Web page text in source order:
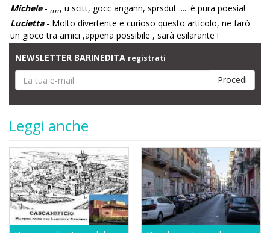
Michele- ,,,,, u scitt, gocc angann, sprsdut ..... é pura poesia!
Lucietta- Molto divertente e curioso questo articolo, ne farò
un gioco tra amici ,appena possibile , sarà esilarante !
NEWSLETTER BARINEDITA registrati
Leggi anche